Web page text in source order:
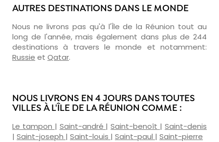
AUTRES DESTINATIONS DANS LE MONDE
Nous ne livrons pas qu'à l'Île de la Réunion tout au
long de l'année, mais également dans plus de 244
destinations à travers le monde et notamment:
Russie et Qatar.
NOUS LIVRONS EN 4 JOURS DANS TOUTES
VILLES À L'ÎLE DE LA RÉUNION COMME :
Le tampon | Saint-andré |Saint-benoît |Saint-denis
| Saint-joseph | Saint-louis | Saint-paul | Saint-pierre